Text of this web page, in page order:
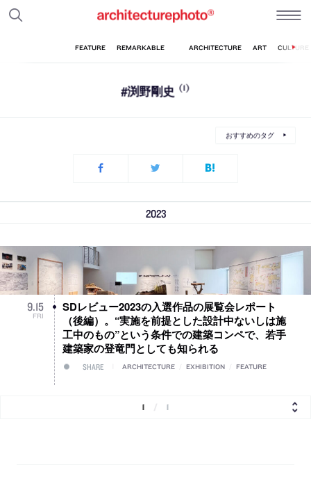
#渕野剛史 (1)
おすすめのタグ
2023
9.15
FRI
SDレビュー2023の入選作品の展覧会レポート
（後編）。“実施を前提とした設計中ないしは施
工中のもの”という条件での建築コンペで、若手
建築家の登竜門としても知られる
SHARE ARCHITECTURE EXHIBITION FEATURE
1 1